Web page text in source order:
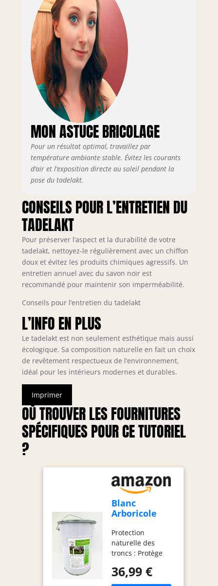
MON ASTUCE BRICOLAGE
Pour un résultat optimal, travaillez par
température ambiante stable. Évitez les courants
d’air et l’exposition directe au soleil pendant la
pose du tadelakt.
CONSEILS POUR L’ENTRETIEN DU
TADELAKT
Pour préserver l’aspect et la durabilité de votre
tadelakt, nettoyez-le régulièrement avec un chiffon
doux et évitez les produits chimiques agressifs. Un
entretien annuel avec du savon noir est
recommandé pour maintenir son imperméabilité.
Conseils pour l’entretien du tadelakt
L’INFO EN PLUS
Le tadelakt est non seulement esthétique mais aussi
écologique. Sa composition naturelle en fait un choix
de revêtement respectueux de l’environnement,
idéal pour les intérieurs modernes et durables.
Imprimer
OÙ TROUVER LES FOURNITURES
SPÉCIFIQUES POUR CE TUTORIEL
?
Blanc
Arboricole
Protection
Tronc Arbre –
À base de
Chaux en Pâte
– Prêt à
Protection
naturelle des
troncs : Protège
arbres fruitiers et
d’ornement contre
36,99 €